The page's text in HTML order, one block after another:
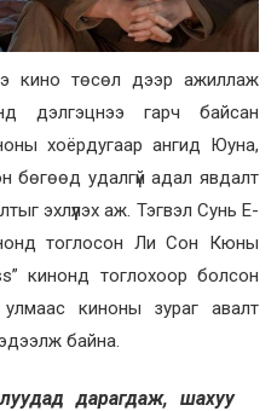
кино төсөл дээр ажиллаж
дэлгэцнээ гарч байсан
хоёрдугаар ангид Юуна,
бөгөөд удалгүй адал явдалт
эхлүүлэх аж. Тэгвэл Сунь Е-
тоглосон Ли Сон Кюны
кинонд тоглохоор болсон
киноны зураг авалт
байна.
дарагдаж, шахуу